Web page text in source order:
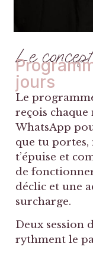
Le concept
jours
Le
reçois chaque
WhatsApp
que tu portes,
t’épuise et
de
déclic et une
surcharge.
Deux session
rythment le